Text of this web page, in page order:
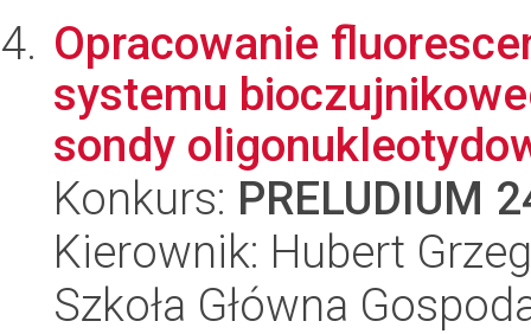
Opracowanie
systemu
sondy
Konkurs: PRELUDIUM
Kierownik: Hubert
Szkoła Główna